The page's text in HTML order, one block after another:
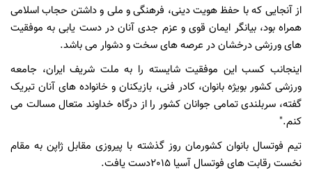
از آنجایی که با حفظ هویت دینی، فرهنگی و ملی و داشتن حجاب اسلامی
همراه بود، بیانگر ایمان قوی و عزم جدی آنان در دست یابی به موفقیت
های ورزشی درخشان در عرصه های سخت و دشوار می باشد.
اینجانب کسب این موفقیت شایسته را به ملت شریف ایران، جامعه
ورزشی کشور بویژه بانوان، کادر فنی، بازیکنان و خانواده های آنان تبریک
گفته، سربلندی تمامی جوانان کشور را از درگاه خداوند متعال مسالت می
کنم."
تیم فوتسال بانوان کشورمان روز گذشته با پیروزی مقابل ژاپن به مقام
نخست رقابت های فوتسال آسیا 2015دست یافت.